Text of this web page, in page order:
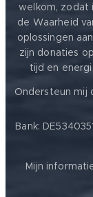
welkom, zodat
de Waarheid
oplossingen
zijn donaties
tijd en
Ondersteun mij
Bank:
Mijn